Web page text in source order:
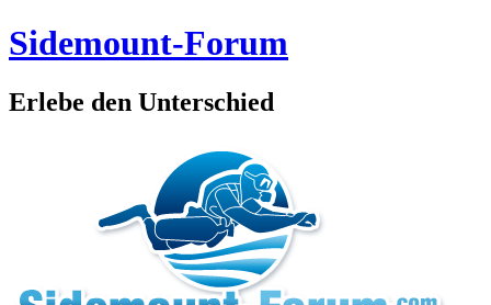
Sidemount-Forum
Erlebe den Unterschied